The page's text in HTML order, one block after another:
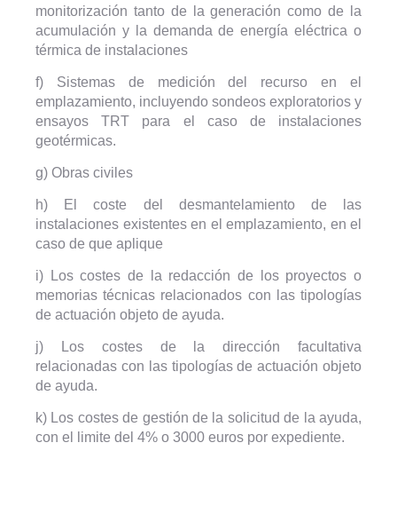
monitorización tanto de la generación como de la
acumulación y la demanda de energía eléctrica o
térmica de instalaciones
f) Sistemas de medición del recurso en el
emplazamiento, incluyendo sondeos exploratorios y
ensayos TRT para el caso de instalaciones
geotérmicas.
g) Obras civiles
h) El coste del desmantelamiento de las
instalaciones existentes en el emplazamiento, en el
caso de que aplique
i) Los costes de la redacción de los proyectos o
memorias técnicas relacionados con las tipologías
de actuación objeto de ayuda.
j) Los costes de la dirección facultativa
relacionadas con las tipologías de actuación objeto
de ayuda.
k) Los costes de gestión de la solicitud de la ayuda,
con el limite del 4% o 3000 euros por expediente.